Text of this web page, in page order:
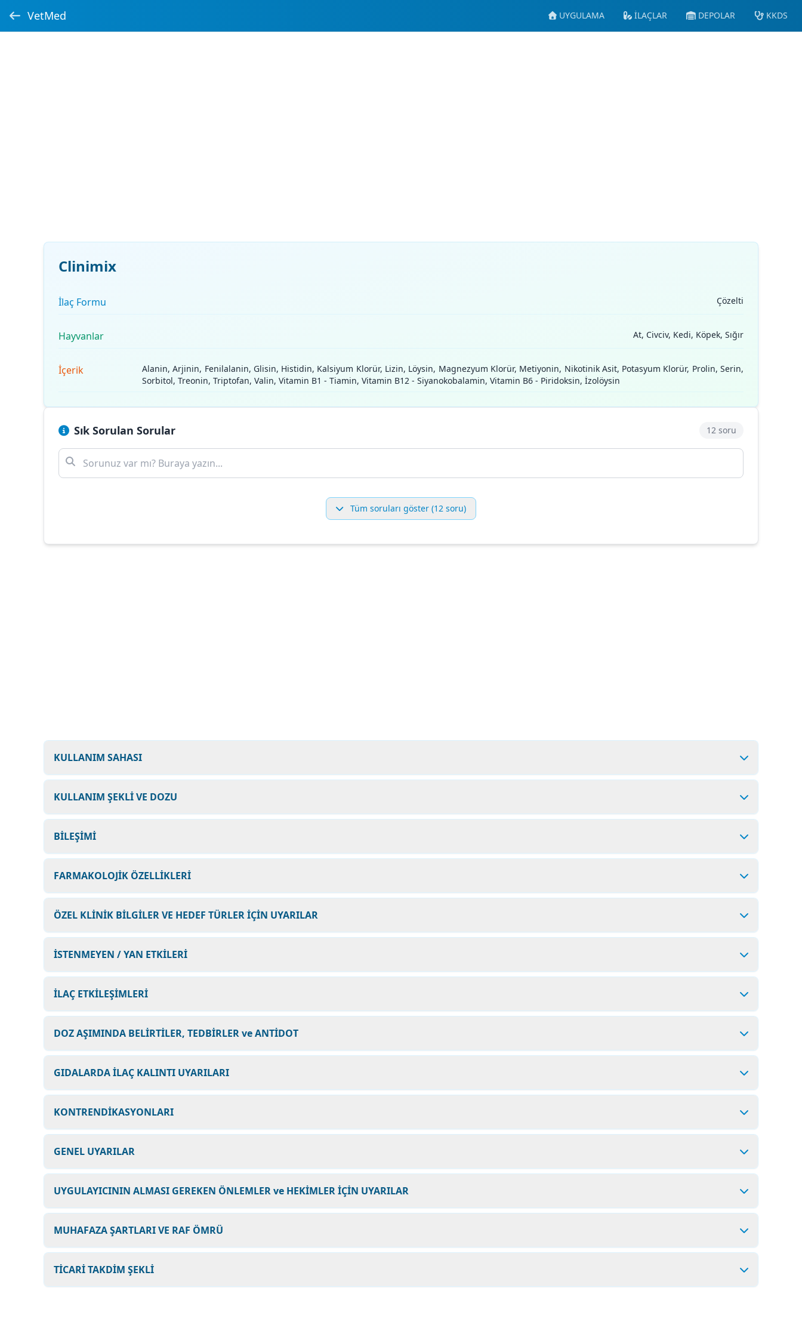
VetMed UYGULAMA İLAÇLAR DEPOLAR KKDS
Clinimix
İlaç Formu Çözelti
Hayvanlar At, Civciv, Kedi, Köpek, Sığır
İçerik
Alanin, Arjinin, Fenilalanin, Glisin, Histidin, Kalsiyum Klorür, Lizin, Löysin, Magnezyum Klorür, Metiyonin, Nikotinik Asit, Potasyum Klorür, Prolin, Serin,
Sorbitol, Treonin, Triptofan, Valin, Vitamin B1 - Tiamin, Vitamin B12 - Siyanokobalamin, Vitamin B6 - Piridoksin, İzolöysin
Sık Sorulan Sorular 12 soru
Tüm soruları göster (12 soru)
KULLANIM SAHASI
KULLANIM ŞEKLİ VE DOZU
BİLEŞİMİ
FARMAKOLOJİK ÖZELLİKLERİ
ÖZEL KLİNİK BİLGİLER VE HEDEF TÜRLER İÇİN UYARILAR
İSTENMEYEN / YAN ETKİLERİ
İLAÇ ETKİLEŞİMLERİ
DOZ AŞIMINDA BELİRTİLER, TEDBİRLER ve ANTİDOT
GIDALARDA İLAÇ KALINTI UYARILARI
KONTRENDİKASYONLARI
GENEL UYARILAR
UYGULAYICININ ALMASI GEREKEN ÖNLEMLER ve HEKİMLER İÇİN UYARILAR
MUHAFAZA ŞARTLARI VE RAF ÖMRÜ
TİCARİ TAKDİM ŞEKLİ